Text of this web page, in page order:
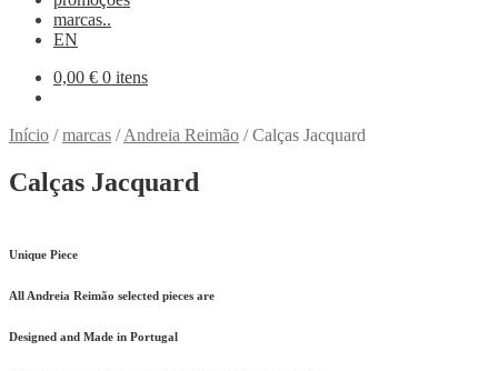
marcas..
EN
0,00 € 0 itens
Início /marcas /Andreia Reimão /Calças Jacquard
Calças Jacquard
Unique Piece
All Andreia Reimão selected pieces are
Designed and Made in Portugal